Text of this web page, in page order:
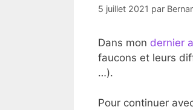
5 juillet 2021 par
Dans mon dernier
faucons et leurs
…).
Pour continuer